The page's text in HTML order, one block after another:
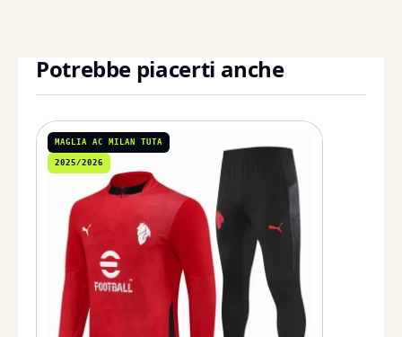
Potrebbe piacerti anche
MAGLIA AC MILAN TUTA
2025/2026